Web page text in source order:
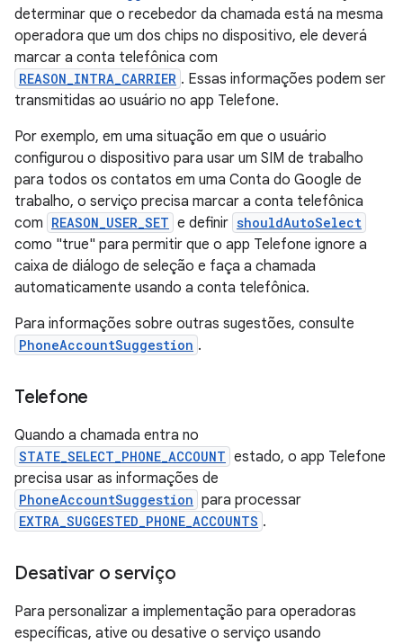
determinar que o recebedor da chamada está na mesma
operadora que um dos chips no dispositivo, ele deverá
marcar a conta telefônica com
REASON_INTRA_CARRIER . Essas informações podem ser
transmitidas ao usuário no app Telefone.
Por exemplo, em uma situação em que o usuário
configurou o dispositivo para usar um SIM de trabalho
para todos os contatos em uma Conta do Google de
trabalho, o serviço precisa marcar a conta telefônica
com REASON_USER_SET e definir shouldAutoSelect
como "true" para permitir que o app Telefone ignore a
caixa de diálogo de seleção e faça a chamada
automaticamente usando a conta telefônica.
Para informações sobre outras sugestões, consulte
PhoneAccountSuggestion .
Telefone
Quando a chamada entra no
STATE_SELECT_PHONE_ACCOUNT estado, o app Telefone
precisa usar as informações de
PhoneAccountSuggestion para processar
EXTRA_SUGGESTED_PHONE_ACCOUNTS .
Desativar o serviço
Para personalizar a implementação para operadoras
específicas, ative ou desative o serviço usando